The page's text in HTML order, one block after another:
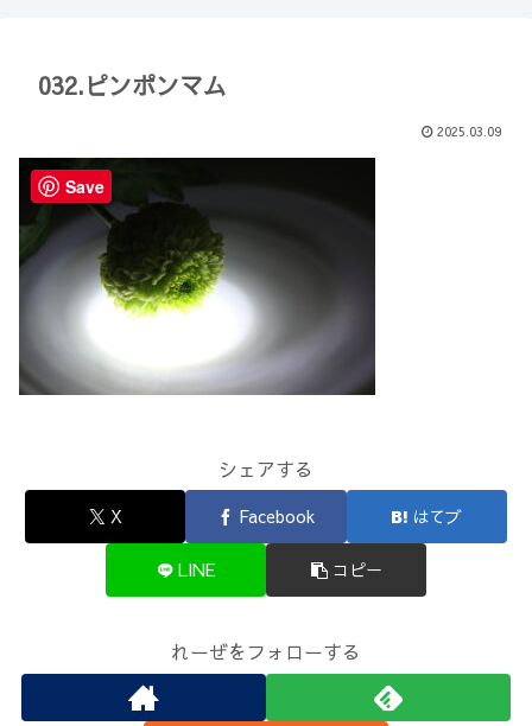
032.ピンポンマム
2025.03.09
シェアする
X Facebook はてブ
LINE コピー
れーぜをフォローする
Save